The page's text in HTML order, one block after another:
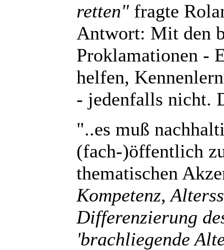
retten"fragte
Antwort: Mit den
Proklamationen -
helfen,
- jedenfalls nicht.
"..es muß
(fach-)öffentlich
thematischen
Kompetenz,
Differenzierung
'brachliegende